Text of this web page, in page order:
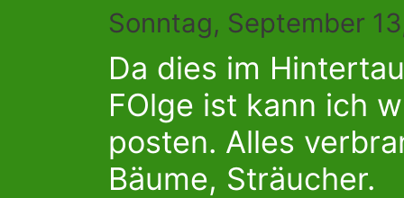
Sonntag, September
Da dies im
FOlge ist kann ich
posten. Alles
Bäume, Sträucher.